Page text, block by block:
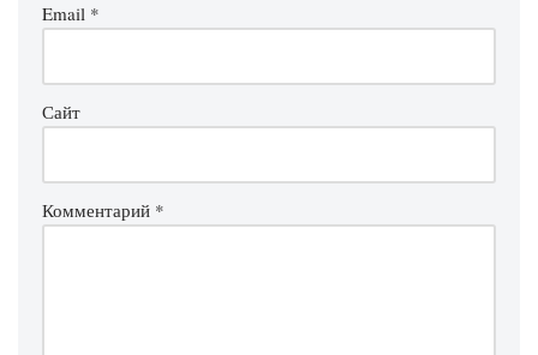
Email *
Сайт
Комментарий *